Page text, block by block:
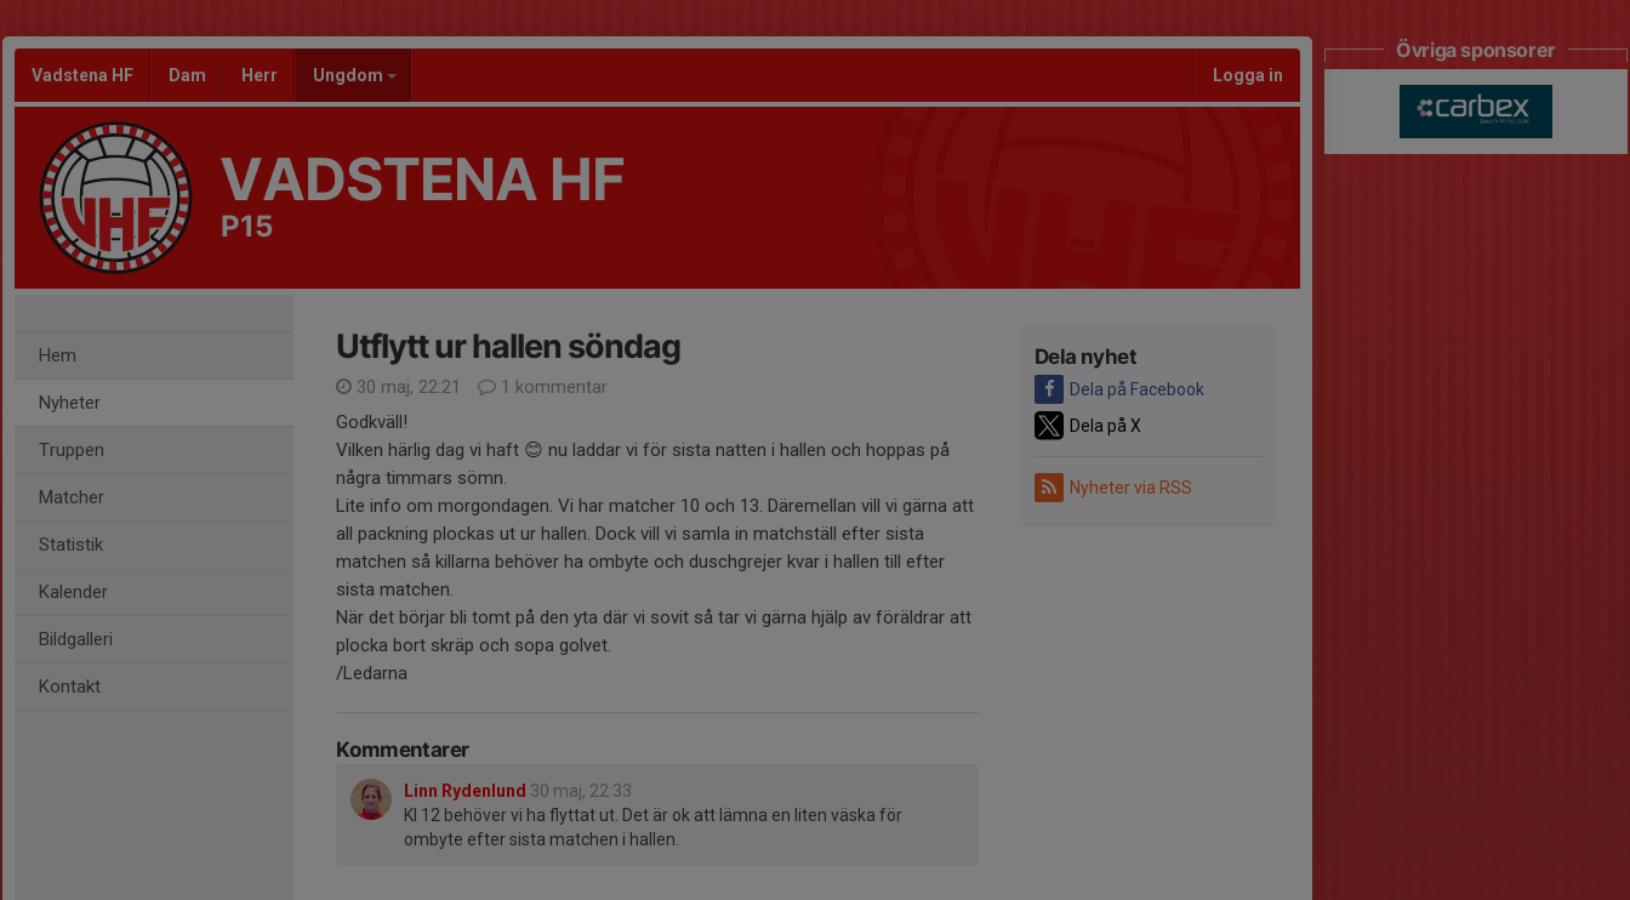
Vadstena HF Dam Herr Ungdom Logga in
VADSTENA HF
P15
Hem
Nyheter
Truppen
Matcher
Statistik
Kalender
Bildgalleri
Kontakt
Dela nyhet
Dela på Facebook
Dela på X
Nyheter via RSS
Utflytt ur hallen söndag
30 maj, 22:21
1 kommentar
Godkväll!
Vilken härlig dag vi haft 😊 nu laddar vi för sista natten i hallen och hoppas på
några timmars sömn.
Lite info om morgondagen. Vi har matcher 10 och 13. Däremellan vill vi gärna att
all packning plockas ut ur hallen. Dock vill vi samla in matchställ efter sista
matchen så killarna behöver ha ombyte och duschgrejer kvar i hallen till efter
sista matchen.
När det börjar bli tomt på den yta där vi sovit så tar vi gärna hjälp av föräldrar att
plocka bort skräp och sopa golvet.
/Ledarna
Kommentarer
Linn Rydenlund 30 maj, 22:33
Kl 12 behöver vi ha flyttat ut. Det är ok att lämna en liten väska för
ombyte efter sista matchen i hallen.
Övriga sponsorer